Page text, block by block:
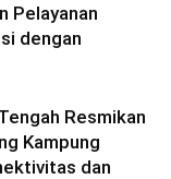
Pelayanan
dengan
Resmikan
Kampung
dan